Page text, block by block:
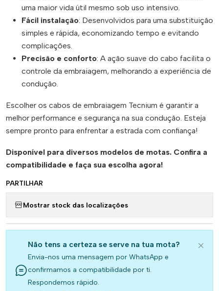
uma maior vida útil mesmo sob uso intensivo.
Fácil instalação: Desenvolvidos para uma substituição
simples e rápida, economizando tempo e evitando
complicações.
Precisão e conforto: A ação suave do cabo facilita o
controle da embraiagem, melhorando a experiência de
condução.
Escolher os cabos de embraiagem Tecnium é garantir a
melhor performance e segurança na sua condução. Esteja
sempre pronto para enfrentar a estrada com confiança!
Disponível para diversos modelos de motas. Confira a
compatibilidade e faça sua escolha agora!
PARTILHAR
Mostrar stock das localizações
Não tens a certeza se serve na tua mota?
Envia-nos uma mensagem por WhatsApp e
confirmamos a compatibilidade por ti.
Respondemos rápido.